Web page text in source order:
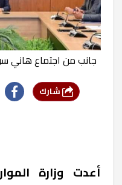
جانب من اجتماع هاني
أعدت وزارة